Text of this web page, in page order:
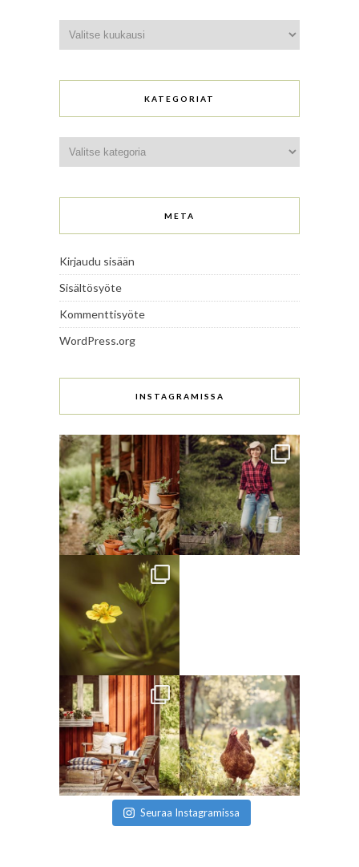
KATEGORIAT
META
Kirjaudu sisään
Sisältösyöte
Kommenttisyöte
WordPress.org
INSTAGRAMISSA
Seuraa Instagramissa